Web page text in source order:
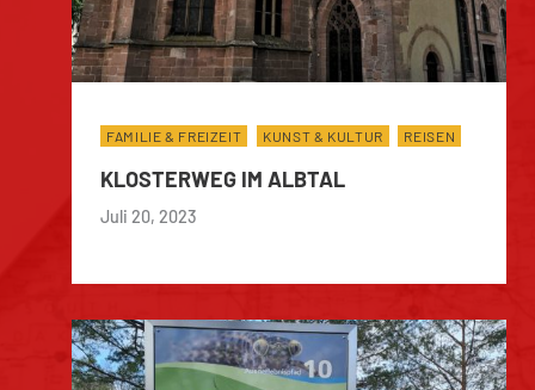
FAMILIE & FREIZEIT KUNST & KULTUR REISEN
KLOSTERWEG IM ALBTAL
Juli 20, 2023